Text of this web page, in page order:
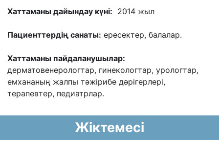
Хаттаманы дайындау күні: 2014 жыл
Пациенттердің санаты: ересектер, балалар.
Хаттаманы пайдаланушылар:
дерматовенерологтар, гинекологтар, урологтар,
емхананың жалпы тәжірибе дәрігерлері,
терапевтер, педиатрлар.
Жіктемесі